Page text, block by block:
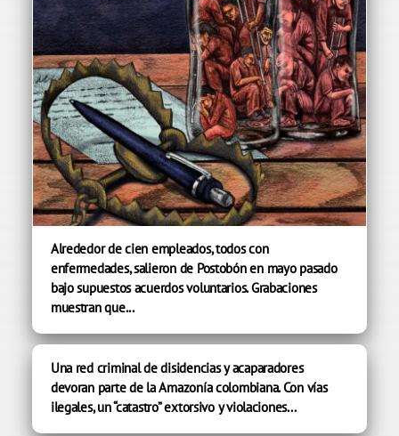
Alrededor de cien empleados, todos con
enfermedades, salieron de Postobón en mayo pasado
bajo supuestos acuerdos voluntarios. Grabaciones
muestran que...
Una red criminal de disidencias y acaparadores
devoran parte de la Amazonía colombiana. Con vías
ilegales, un “catastro” extorsivo y violaciones...